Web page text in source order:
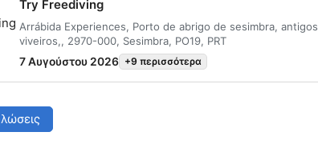
Try Freediving
Arrábida Experiences, Porto de abrigo de sesimbra, antigos
viveiros,, 2970-000, Sesimbra, PO19, PRT
7 Αυγούστου 2026 +9 περισσότερα